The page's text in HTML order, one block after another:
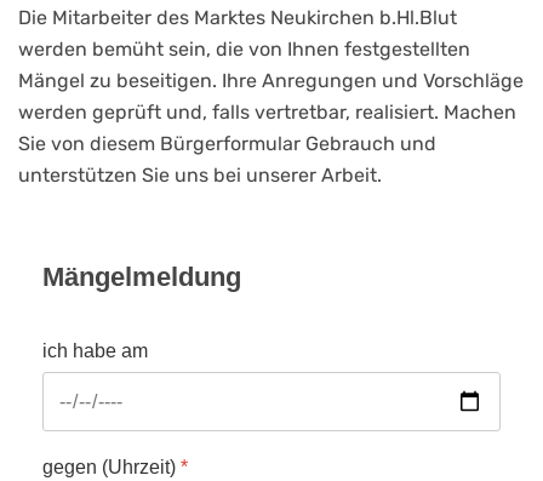
Die Mitarbeiter des Marktes Neukirchen b.Hl.Blut
werden bemüht sein, die von Ihnen festgestellten
Mängel zu beseitigen. Ihre Anregungen und Vorschläge
werden geprüft und, falls vertretbar, realisiert. Machen
Sie von diesem Bürgerformular Gebrauch und
unterstützen Sie uns bei unserer Arbeit.
Mängelmeldung
ich habe am
gegen (Uhrzeit) *